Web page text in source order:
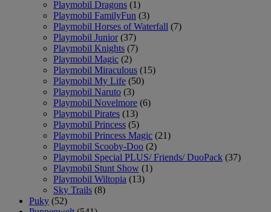
Playmobil Dragons (1)
Playmobil FamilyFun (3)
Playmobil Horses of Waterfall (7)
Playmobil Junior (37)
Playmobil Knights (7)
Playmobil Magic (2)
Playmobil Miraculous (15)
Playmobil My Life (50)
Playmobil Naruto (3)
Playmobil Novelmore (6)
Playmobil Pirates (13)
Playmobil Princess (5)
Playmobil Princess Magic (21)
Playmobil Scooby-Doo (2)
Playmobil Special PLUS/ Friends/ DuoPack (37)
Playmobil Stunt Show (1)
Playmobil Wiltopia (13)
Sky Trails (8)
Puky (52)